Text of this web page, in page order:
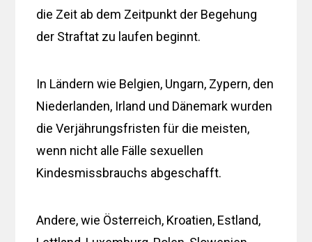
die Zeit ab dem Zeitpunkt der Begehung
der Straftat zu laufen beginnt.
In Ländern wie Belgien, Ungarn, Zypern, den
Niederlanden, Irland und Dänemark wurden
die Verjährungsfristen für die meisten,
wenn nicht alle Fälle sexuellen
Kindesmissbrauchs abgeschafft.
Andere, wie Österreich, Kroatien, Estland,